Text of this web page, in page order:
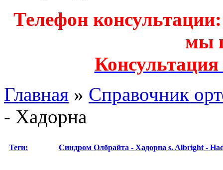
Телефон
мы
Главная » Справочник
- Хадорна
Теги: Синдром Олбрайта - Хадорна s. Albright -